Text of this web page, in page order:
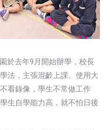
於去年9月開始辦學，校長
法，主張混齡上課、使用大
看錄像，學生不常做工作
生自學能力高，就不怕日後